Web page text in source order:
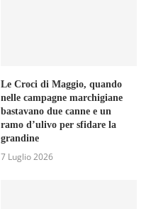
Le Croci di Maggio, quando
nelle campagne marchigiane
bastavano due canne e un
ramo d’ulivo per sfidare la
grandine
7 Luglio 2026